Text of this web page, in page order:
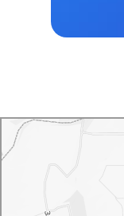
Проспект
Окна в Магнитогорске
Изготовление витражей в